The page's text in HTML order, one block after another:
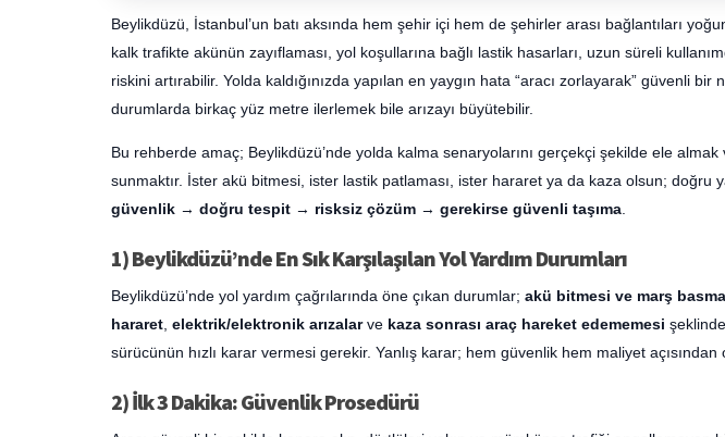
Beylikdüzü, İstanbul’un batı aksında hem şehir içi hem de şehirler arası bağlantıları
kalk trafikte akünün zayıflaması, yol koşullarına bağlı lastik hasarları, uzun süreli
riskini artırabilir. Yolda kaldığınızda yapılan en yaygın hata “aracı zorlayarak” güvenli bir
durumlarda birkaç yüz metre ilerlemek bile arızayı büyütebilir.
Bu rehberde amaç; Beylikdüzü’nde yolda kalma senaryolarını gerçekçi şekilde ele almak
sunmaktır. İster akü bitmesi, ister lastik patlaması, ister hararet ya da kaza olsun; doğru
güvenlik → doğru tespit → risksiz çözüm → gerekirse güvenli taşıma.
1) Beylikdüzü’nde En Sık Karşılaşılan Yol Yardım Durumları
Beylikdüzü’nde yol yardım çağrılarında öne çıkan durumlar; akü bitmesi ve marş
hararet, elektrik/elektronik arızalarve kaza sonrası araç hareket edememesi
sürücünün hızlı karar vermesi gerekir. Yanlış karar; hem güvenlik hem maliyet
2) İlk 3 Dakika: Güvenlik Prosedürü